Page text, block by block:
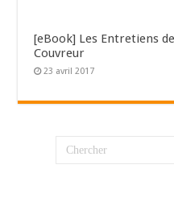
[eBook] Les Entretiens
Couvreur
23 avril 2017